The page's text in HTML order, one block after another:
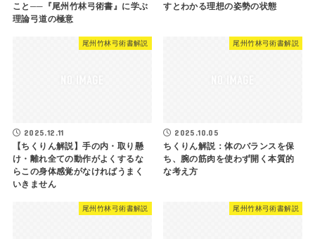
こと──『尾州竹林弓術書』に学ぶ
理論弓道の極意
すとわかる理想の姿勢の状態
尾州竹林弓術書解説
2025.12.11
【ちくりん解説】手の内・取り懸
け・離れ全ての動作がよくするな
らこの身体感覚がなければうまく
いきません
尾州竹林弓術書解説
2025.10.05
ちくりん解説：体のバランスを保
ち、腕の筋肉を使わず開く本質的
な考え方
尾州竹林弓術書解説 尾州竹林弓術書解説